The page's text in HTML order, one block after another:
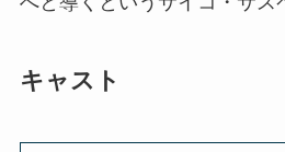
キャスト